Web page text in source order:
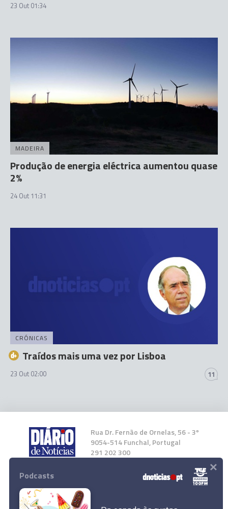
23 Out 01:34
MADEIRA
Produção de energia eléctrica aumentou quase
2%
24 Out 11:31
CRÓNICAS
Traídos mais uma vez por Lisboa
23 Out 02:00 11
Rua Dr. Fernão de Ornelas, 56 - 3º
9054-514 Funchal, Portugal
291 202 300
Instale a nossa App
Podcasts ×